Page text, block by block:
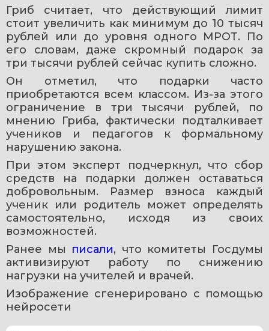
Гриб считает, что действующий лимит
стоит увеличить как минимум до 10 тысяч
рублей или до уровня одного МРОТ. По
его словам, даже скромный подарок за
три тысячи рублей сейчас купить сложно.
Он отметил, что подарки часто
приобретаются всем классом. Из-за этого
ограничение в три тысячи рублей, по
мнению Гриба, фактически подталкивает
учеников и педагогов к формальному
нарушению закона.
При этом эксперт подчеркнул, что сбор
средств на подарки должен оставаться
добровольным. Размер взноса каждый
ученик или родитель может определять
самостоятельно, исходя из своих
возможностей.
Ранее мы писали, что комитеты Госдумы
активизируют работу по снижению
нагрузки на учителей и врачей.
Изображение сгенерировано с помощью
нейросети